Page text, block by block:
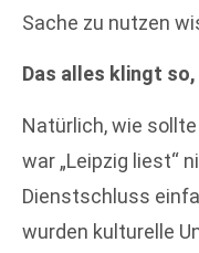
Sache zu nutzen
Das alles klingt
Natürlich, wie
war „Leipzig liest“
Dienstschluss
wurden kulturelle